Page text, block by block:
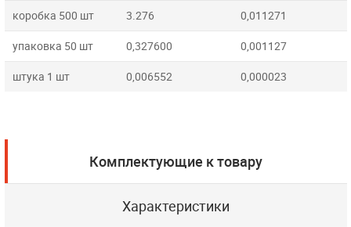
коробка 500 шт 3.276 0,011271
упаковка 50 шт 0,327600 0,001127
штука 1 шт 0,006552 0,000023
Комплектующие к товару
Характеристики